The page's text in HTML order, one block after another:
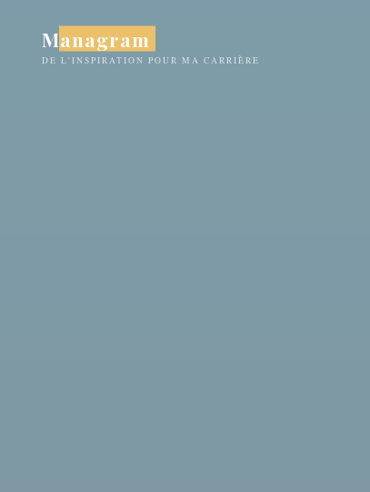
contenu
Managram
DE L'INSPIRATION POUR MA CARRIÈRE